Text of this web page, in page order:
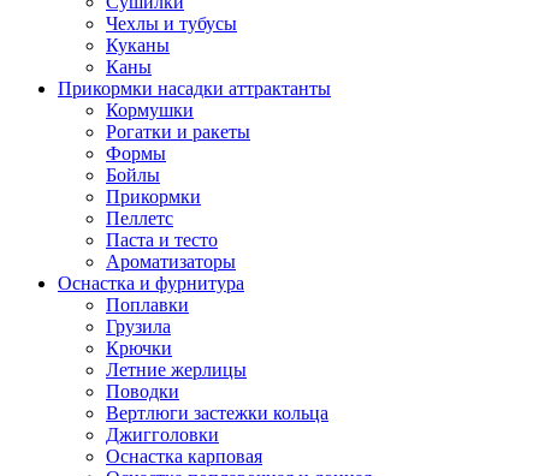
Чехлы и тубусы
Куканы
Каны
Прикормки насадки аттрактанты
Кормушки
Рогатки и ракеты
Формы
Бойлы
Прикормки
Пеллетс
Паста и тесто
Ароматизаторы
Оснастка и фурнитура
Поплавки
Грузила
Крючки
Летние жерлицы
Поводки
Вертлюги застежки кольца
Джигголовки
Оснастка карповая